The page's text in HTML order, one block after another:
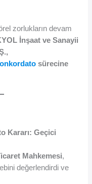
zorlukların devam
İnşaat ve Sanayii
sürecine
Kararı: Geçici
Mahkemesi,
değerlendirdi ve